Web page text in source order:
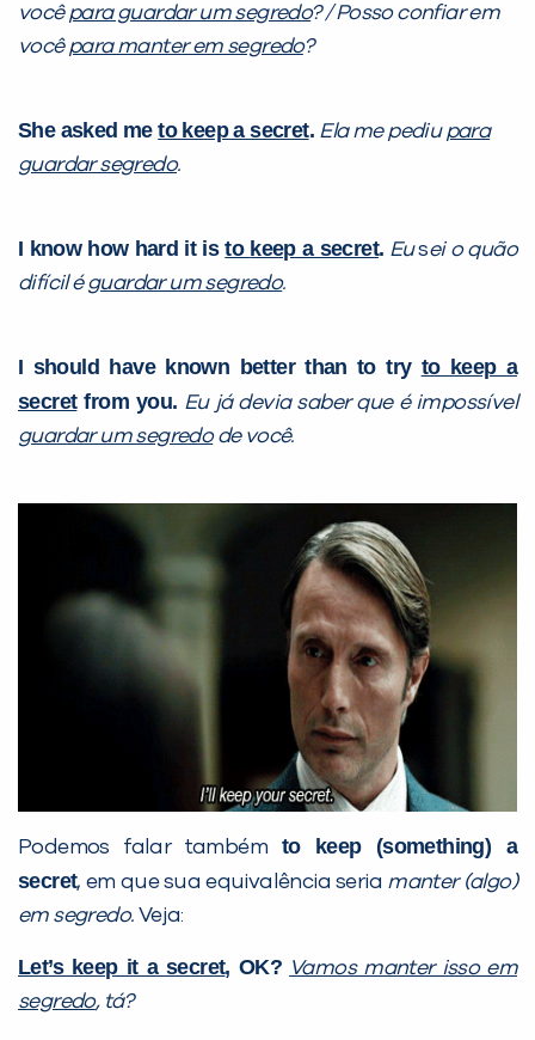
vocêpara guardar um segredo? / Posso confiar em
vocêpara manter em segredo?
She asked meto keep a secret. Ela me pediupara
guardar segredo.
I know how hard it isto keep a secret. Eusei o quão
difícil éguardar um segredo.
I should have known better than to try to keep a
secretfrom you. Eu já devia saber que é impossível
guardar um segredode você.
Podemos falar também to keep (something) a
secret, em que sua equivalência seria manter (algo)
em segredo. Veja:
Let’s keep it a secret, OK? Vamos manter isso em
segredo, tá?